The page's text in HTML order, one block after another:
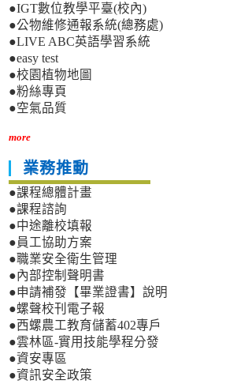
●IGT數位教學平臺(校內)
●公物維修通報系統(總務處)
●LIVE ABC英語學習系統
●easy test
●校園植物地圖
●粉絲專頁
●空氣品質
more
業務推動
●課程總體計畫
●課程諮詢
●中途離校填報
●員工協助方案
●職業安全衛生管理
●內部控制聲明書
●申請補發【畢業證書】說明
●螺聲校刊電子報
●西螺農工教育儲蓄402專戶
●雲林區-實用技能學程分發
●資安專區
●資訊安全政策